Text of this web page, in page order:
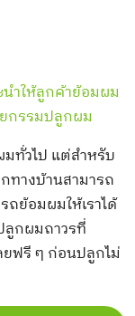
ำให้ลูกค้าย้อมผม
กรรมปลูกผม
ทั่วไป แต่สำหรับ
ทางบ้านสามารถ
ย้อมผมให้เราได้
ลูกผมถาวรที่
ยฟรี ๆ ก่อนปลูกไม่